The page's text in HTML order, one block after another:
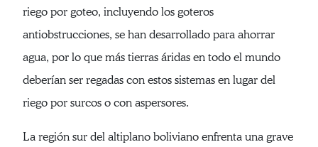
riego por goteo, incluyendo los goteros
antiobstrucciones, se han desarrollado para ahorrar
agua, por lo que más tierras áridas en todo el mundo
deberían ser regadas con estos sistemas en lugar del
riego por surcos o con aspersores.
La región sur del altiplano boliviano enfrenta una grave